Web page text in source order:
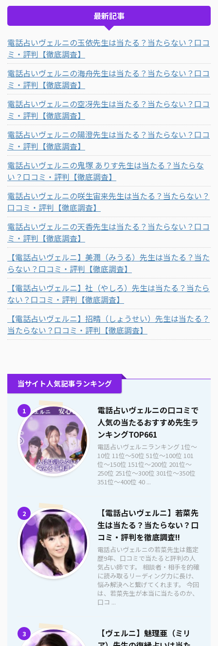
最新記事
電話占いヴェルニの玉依先生は当たる？当たらない？口コ
ミ・評判【徹底調査】
電話占いヴェルニの海舟先生は当たる？当たらない？口コ
ミ・評判【徹底調査】
電話占いヴェルニの空冴先生は当たる？当たらない？口コ
ミ・評判【徹底調査】
電話占いヴェルニの陽澄先生は当たる？当たらない？口コ
ミ・評判【徹底調査】
電話占いヴェルニの鬼塚 ありす先生は当たる？当たらな
い？口コミ・評判【徹底調査】
電話占いヴェルニの咲生宙来先生は当たる？当たらない？
口コミ・評判【徹底調査】
電話占いヴェルニの天香先生は当たる？当たらない？口コ
ミ・評判【徹底調査】
【電話占いヴェルニ】美潤（みうる）先生は当たる？当た
らない？口コミ・評判【徹底調査】
【電話占いヴェルニ】社（やしろ）先生は当たる？当たら
ない？口コミ・評判【徹底調査】
【電話占いヴェルニ】招晴（しょうせい）先生は当たる？
当たらない？口コミ・評判【徹底調査】
当サイト人気記事ランキング
1
電話占いヴェルニの口コミで
人気の当たるおすすめ先生ラ
ンキングTOP661
電話占いヴェルニランキング 1位〜
10位 11位〜50位 51位〜100位 101
位〜150位 151位〜200位 201位〜
250位 251位〜300位 301位〜350位
351位〜400位 40 ...
2
【電話占いヴェルニ】若菜先
生は当たる？当たらない？口
コミ・評判を徹底調査!!
電話占いヴェルニの若菜先生は鑑定
歴9年、口コミで当たると評判の人
気占い師です。 相談者・相手を的確
に読み取るリーディング力に長け、
悩み解決へと繋げてくれます。 今回
は、若菜先生が本当に当たるのか、
口コ ...
3
【ヴェルニ】魅理亜（ミリ